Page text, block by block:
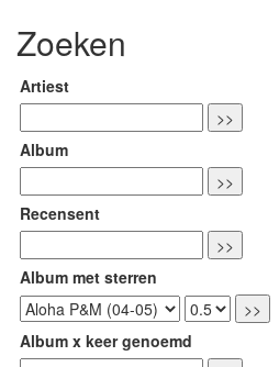
Zoeken
Artiest
Album
Recensent
Album met sterren
Album x keer genoemd